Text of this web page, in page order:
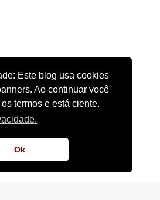
Este blog usa cookies
Ao continuar você
termos e está ciente.
Ok